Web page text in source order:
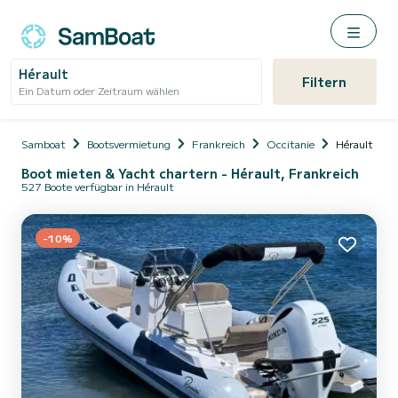
Hérault
Ein Datum oder Zeitraum wählen Filtern
Samboat Bootsvermietung Frankreich Occitanie Hérault
Boot mieten & Yacht chartern - Hérault, Frankreich
527 Boote verfügbar in Hérault
-10%